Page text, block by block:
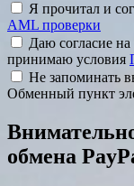
Я прочитал и
AML проверки
Даю согласие
принимаю условия
Не запоминать
Обменный пункт
обмена